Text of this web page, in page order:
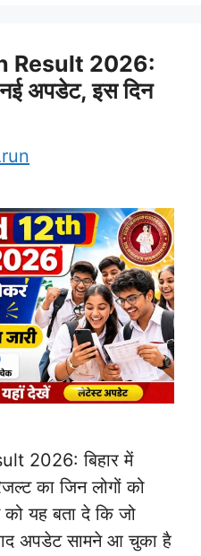
Result 2026:
अपडेट, इस दिन
2026: बिहार में
का जिन लोगों को
यह बता दे कि जो
अपडेट सामने आ चुका है